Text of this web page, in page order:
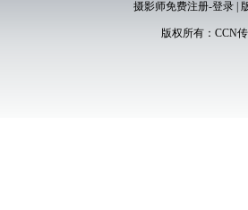
摄影师免费注册-登录|
版权所有： CCN